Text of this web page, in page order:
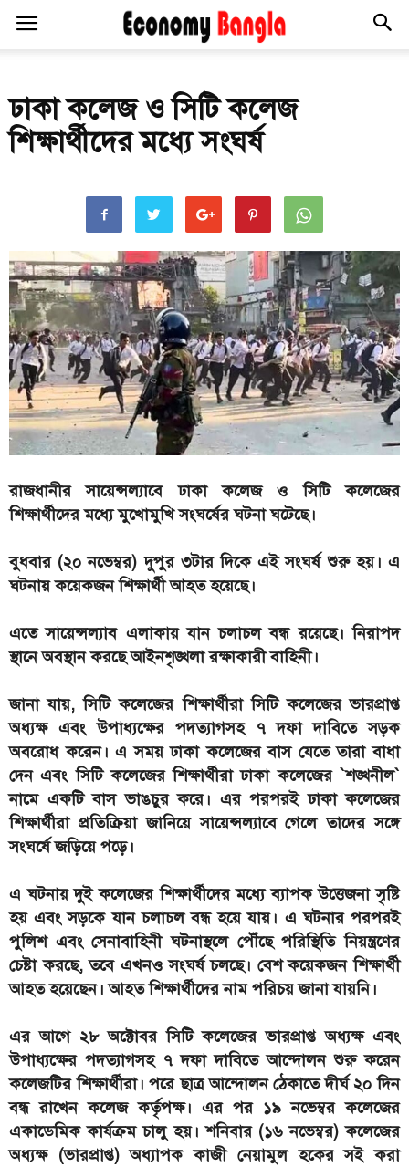
ঢাকা কলেজ ও সিটি কলেজ
শিক্ষার্থীদের মধ্যে সংঘর্ষ
রাজধানীর সায়েন্সল্যাবে ঢাকা কলেজ ও সিটি কলেজের
শিক্ষার্থীদের মধ্যে মুখোমুখি সংঘর্ষের ঘটনা ঘটেছে।
বুধবার (২০ নভেম্বর) দুপুর ৩টার দিকে এই সংঘর্ষ শুরু হয়। এ
ঘটনায় কয়েকজন শিক্ষার্থী আহত হয়েছে।
এতে সায়েন্সল্যাব এলাকায় যান চলাচল বন্ধ রয়েছে। নিরাপদ
স্থানে অবস্থান করছে আইনশৃঙ্খলা রক্ষাকারী বাহিনী।
জানা যায়, সিটি কলেজের শিক্ষার্থীরা সিটি কলেজের ভারপ্রাপ্ত
অধ্যক্ষ এবং উপাধ্যক্ষের পদত্যাগসহ ৭ দফা দাবিতে সড়ক
অবরোধ করেন। এ সময় ঢাকা কলেজের বাস যেতে তারা বাধা
দেন এবং সিটি কলেজের শিক্ষার্থীরা ঢাকা কলেজের ‍‍`শঙ্খনীল‍‍`
নামে একটি বাস ভাঙচুর করে। এর পরপরই ঢাকা কলেজের
শিক্ষার্থীরা প্রতিক্রিয়া জানিয়ে সায়েন্সল্যাবে গেলে তাদের সঙ্গে
সংঘর্ষে জড়িয়ে পড়ে।
এ ঘটনায় দুই কলেজের শিক্ষার্থীদের মধ্যে ব্যাপক উত্তেজনা সৃষ্টি
হয় এবং সড়কে যান চলাচল বন্ধ হয়ে যায়। এ ঘটনার পরপরই
পুলিশ এবং সেনাবাহিনী ঘটনাস্থলে পৌঁছে পরিস্থিতি নিয়ন্ত্রণের
চেষ্টা করছে, তবে এখনও সংঘর্ষ চলছে। বেশ কয়েকজন শিক্ষার্থী
আহত হয়েছেন। আহত শিক্ষার্থীদের নাম পরিচয় জানা যায়নি।
এর আগে ২৮ অক্টোবর সিটি কলেজের ভারপ্রাপ্ত অধ্যক্ষ এবং
উপাধ্যক্ষের পদত্যাগসহ ৭ দফা দাবিতে আন্দোলন শুরু করেন
কলেজটির শিক্ষার্থীরা। পরে ছাত্র আন্দোলন ঠেকাতে দীর্ঘ ২০ দিন
বন্ধ রাখেন কলেজ কর্তৃপক্ষ। এর পর ১৯ নভেম্বর কলেজের
একাডেমিক কার্যক্রম চালু হয়। শনিবার (১৬ নভেম্বর) কলেজের
অধ্যক্ষ (ভারপ্রাপ্ত) অধ্যাপক কাজী নেয়ামুল হকের সই করা